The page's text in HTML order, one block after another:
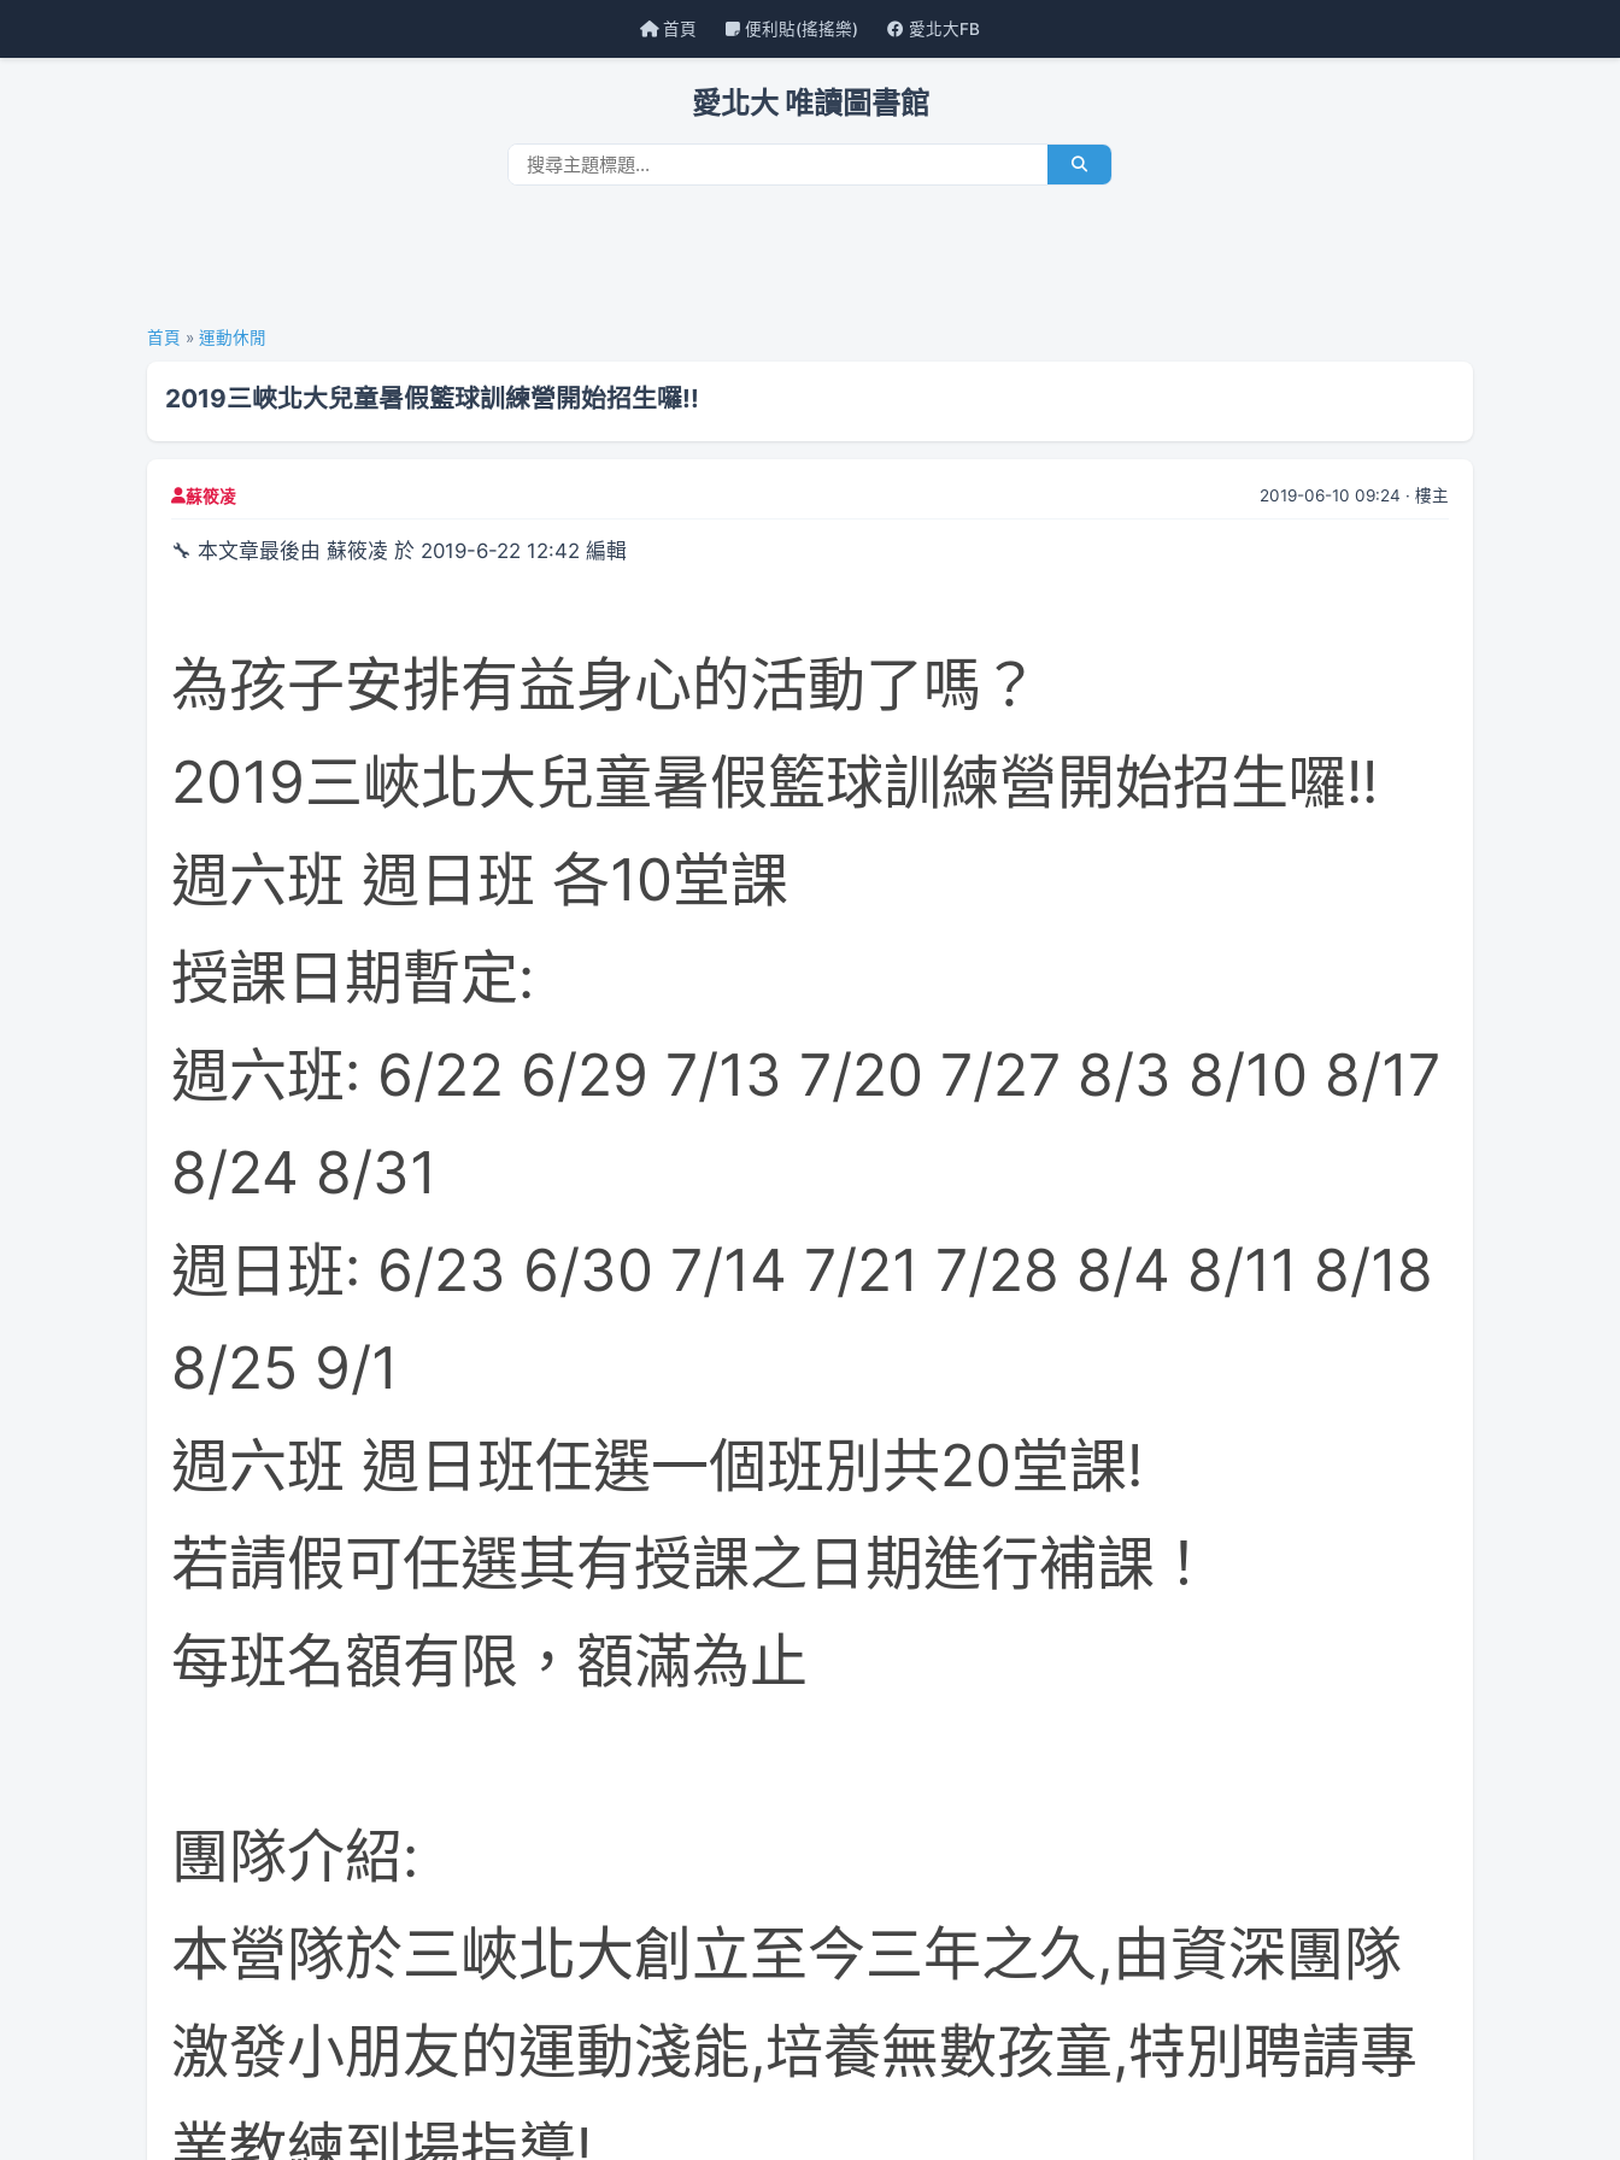
首頁 便利貼(搖搖樂) 愛北大FB
愛北大 唯讀圖書館
首頁 » 運動休閒
2019三峽北大兒童暑假籃球訓練營開始招生囉!!
蘇筱凌 2019-06-10 09:24 · 樓主
🔧 本文章最後由 蘇筱凌 於 2019-6-22 12:42 編輯
為孩子安排有益身心的活動了嗎？
2019三峽北大兒童暑假籃球訓練營開始招生囉!!
週六班 週日班 各10堂課
授課日期暫定:
週六班: 6/22 6/29 7/13 7/20 7/27 8/3 8/10 8/17
8/24 8/31
週日班: 6/23 6/30 7/14 7/21 7/28 8/4 8/11 8/18
8/25 9/1
週六班 週日班任選一個班別共20堂課!
若請假可任選其有授課之日期進行補課！
每班名額有限，額滿為止
團隊介紹:
本營隊於三峽北大創立至今三年之久,由資深團隊
激發小朋友的運動淺能,培養無數孩童,特別聘請專